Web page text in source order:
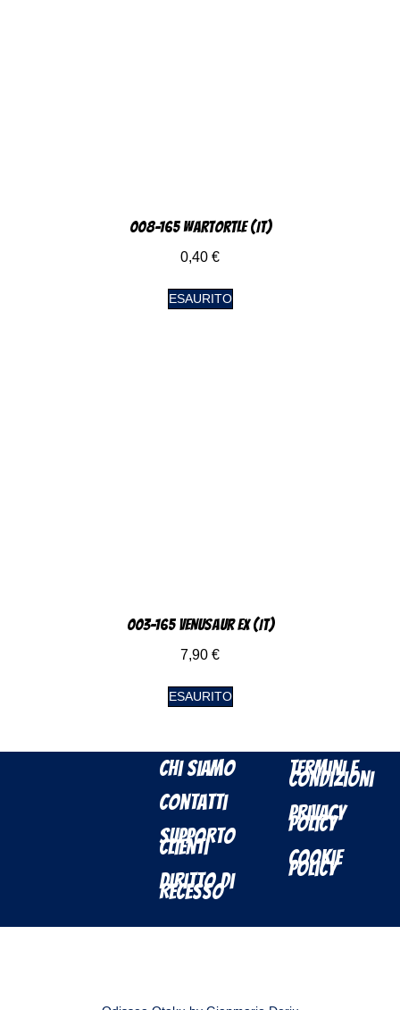
008-165 Wartortle (IT)
0,40 €
ESAURITO
003-165 Venusaur EX (IT)
7,90 €
ESAURITO
Chi Siamo
Contatti
Supporto
Clienti
Diritto di
Recesso
Termini e
Condizioni
Privacy
Policy
Cookie
Policy